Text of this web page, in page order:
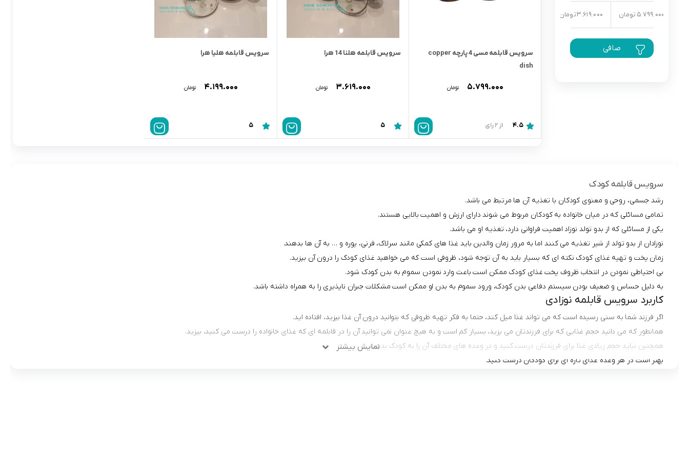
لباس و اکسسوری
3.619.000 تومان 5.799.000 تومان
صافی
سرويس قابلمه مسى 4 پارچه copper
dish
۵.۷۹۹.۰۰۰ تومان
4.5 از 2 رای
سرویس قابلمه هلنا 14 هرا
۳.۶۱۹.۰۰۰ تومان
5
سرویس قابلمه هلیا هرا
۴.۱۹۹.۰۰۰ تومان
5
سرویس قابلمه کودک
رشد جسمی، روحی و معنوی کودکان با تغذیه آن ها مرتبط می باشد.
تمامی مسائلی که در میان خانواده به کودکان مربوط می شوند دارای ارزش و اهمیت بالایی هستند.
یکی از مسائلی که از بدو تولد نوزاد اهمیت فراوانی دارد، تغذیه او می باشد.
نوزادان از بدو تولد از شیر تغذیه می کنند اما به مرور زمان والدین باید غذا های کمکی مانند سرلاک، فرنی، پوره و … به آن ها بدهند.
زمان پخت و تهیه غذای کودک نکته ای که بسیار باید به آن توجه شود، ظروفی است که می خواهید غذای کودک را درون آن بپزید.
بی احتیاطی نمودن در انتخاب ظروف پخت غذای کودک ممکن است باعث وارد نمودن سموم به بدن کودک شود.
به دلیل حساس و ضعیف بودن سیستم دفاعی بدن کودک، ورود سموم به بدن او ممکن است مشکلات جبران ناپذیری را به همراه داشته باشد.
کاربرد سرویس قابلمه نوزادی
اگر فرزند شما به سنی رسیده است که می تواند غذا میل کند، حتما به فکر تهیه ظروفی که بتوانید درون آن غذا بپزید، افتاده اید.
همانطور که می دانید حجم غذایی که برای فرزندتان می پزید، بسیار کم است و به هیچ عنوان نمی توانید آن را در قابلمه ای که غذای خانواده را درست می کنید، بپزید.
همچنین نباید حجم زیادی غذا برای فرزندتان درست کنید و در وعده های مختلف آن را به کودک بدهید.
بهتر است در هر وعده غذای تازه ای برای کودکان درست کنید.
نمایش بیشتر